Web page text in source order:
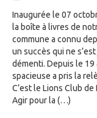
Inaugurée le 07
la boîte à livres de
commune a connu
un succès qui ne s’est
démenti. Depuis le
spacieuse a pris la
C’est le Lions Club
Agir pour la (…)